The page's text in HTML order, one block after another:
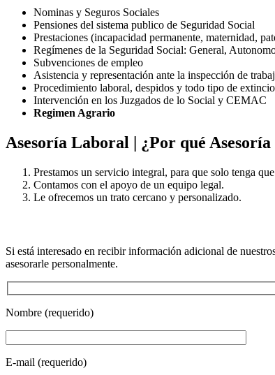
Nominas y Seguros Sociales
Pensiones del sistema publico de Seguridad Social
Prestaciones (incapacidad permanente, maternidad,
Regímenes de la Seguridad Social: General,
Subvenciones de empleo
Asistencia y representación ante la inspección de
Procedimiento laboral, despidos y todo tipo de
Intervención en los Juzgados de lo Social y CEMAC
Regimen Agrario
Asesoría Laboral | ¿Por qué Asesoría
Prestamos un servicio integral, para que solo tenga
Contamos con el apoyo de un equipo legal.
Le ofrecemos un trato cercano y personalizado.
Si está interesado en recibir información adicional de
asesorarle personalmente.
Nombre (requerido)
E-mail (requerido)